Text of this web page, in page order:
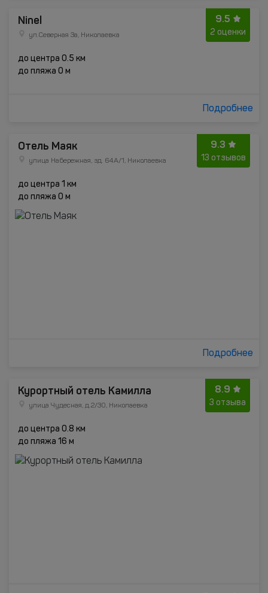
9.5
2 оценки
Ninel
ул.Северная 3а, Николаевка
до центра 0.5 км
до пляжа 0 м
Подробнее
9.3
13 отзывов
Отель Маяк
улица Набережная, зд. 64А/1, Николаевка
до центра 1 км
до пляжа 0 м
Подробнее
8.9
3 отзыва
Курортный отель Камилла
улица Чудесная, д.2/30, Николаевка
до центра 0.8 км
до пляжа 16 м